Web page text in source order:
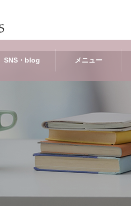
SNS・blog メニュー